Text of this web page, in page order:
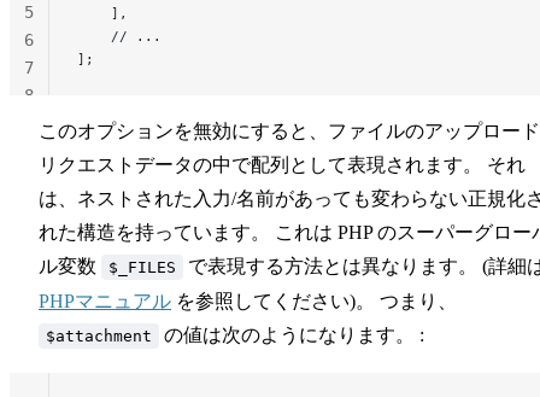
    ],
    // ...
];
5
6
7
8
このオプションを無効にすると、ファイルのアップロー
リクエストデータの中で配列として表現されます。 それ
は、ネストされた入力/名前があっても変わらない正規化
れた構造を持っています。 これは PHP のスーパーグロー
ル変数
$_FILES
で表現する方法とは異なります。 (詳細
PHPマニュアル を参照してください)。 つまり、
$attachment の値は次のようになります。 :